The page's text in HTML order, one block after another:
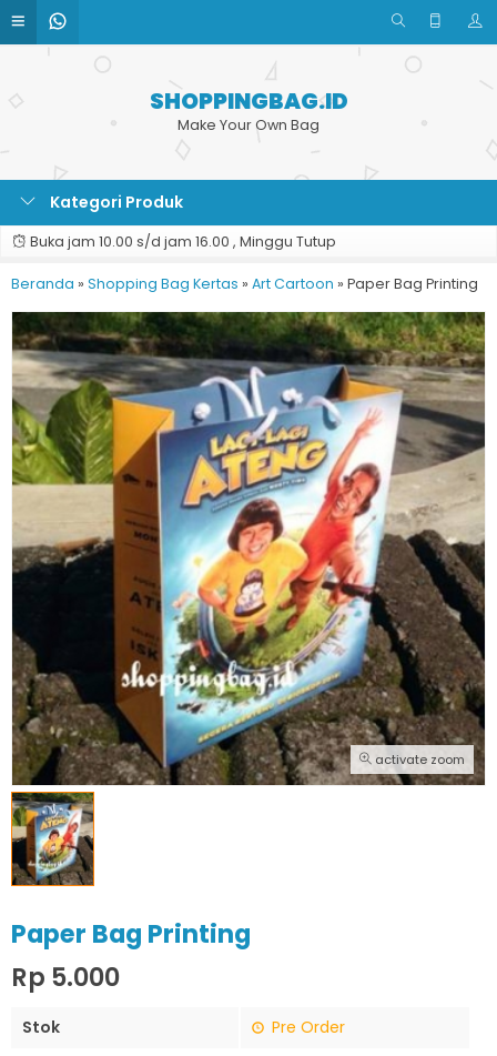
SHOPPINGBAG.ID
Make Your Own Bag
Kategori Produk
Buka jam 10.00 s/d jam 16.00 , Minggu Tutup
Beranda » Shopping Bag Kertas » Art Cartoon » Paper Bag Printing
activate zoom
Paper Bag Printing
Rp 5.000
Stok
Pre Order